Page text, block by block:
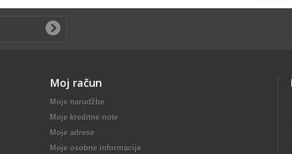
Moj račun
Moje narudžbe
Moje kreditne note
Moje adrese
Moje osobne informacije